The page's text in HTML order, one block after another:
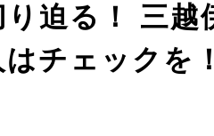
り迫る！ 三
チェックを！